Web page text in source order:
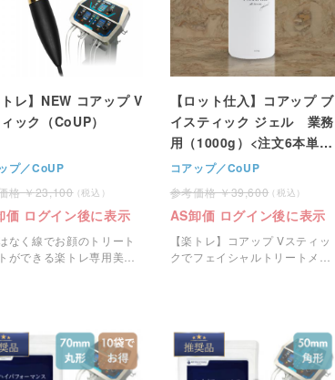
トレ】NEW コアップ V
ック（CoUP）
プ／CoUP
23,100
価 ログイン後に表示
なく線でお顔のトリート
ができる楽トレ専用美容
【ロット仕入】コアップ ブ
イスティック ジェル 業務
用（1000g）<注文6本単位
>
コアップ／CoUP
39,600
AS卸価 ログイン後に表示
【楽トレ】コアップ Vスティッ
クでフェイシャルトリートメン